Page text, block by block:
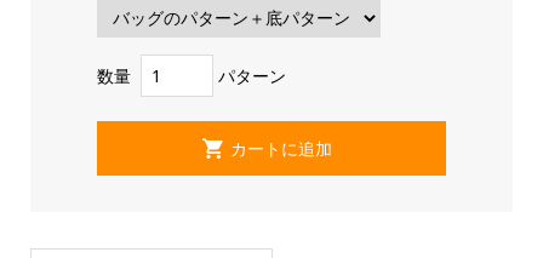
数量 パターン